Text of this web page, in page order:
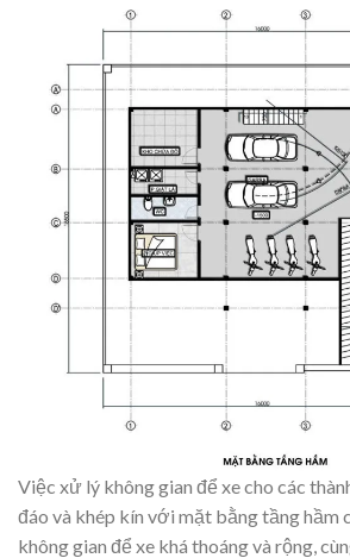
Việc xử lý không gian để xe cho các
đáo và khép kín với mặt bằng tầng hầm
không gian để xe khá thoáng và rộng,